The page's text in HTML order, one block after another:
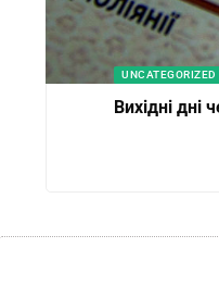
UNCATEGORIZED
Вихідні дні